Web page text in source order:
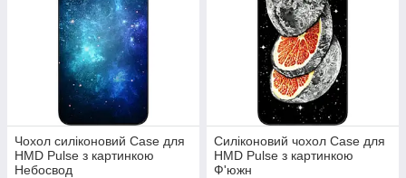
Чохол силіконовий Case для
HMD Pulse з картинкою
Небосвод
Силіконовий чохол Case для
HMD Pulse з картинкою
Ф'южн